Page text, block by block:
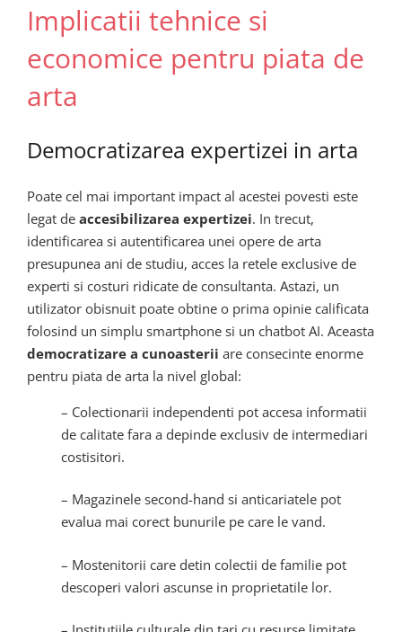
Implicatii tehnice si
economice pentru piata de
arta
Democratizarea expertizei in arta
Poate cel mai important impact al acestei povesti este
legat de accesibilizarea expertizei. In trecut,
identificarea si autentificarea unei opere de arta
presupunea ani de studiu, acces la retele exclusive de
experti si costuri ridicate de consultanta. Astazi, un
utilizator obisnuit poate obtine o prima opinie calificata
folosind un simplu smartphone si un chatbot AI. Aceasta
democratizare a cunoasterii are consecinte enorme
pentru piata de arta la nivel global:
– Colectionarii independenti pot accesa informatii
de calitate fara a depinde exclusiv de intermediari
costisitori.
– Magazinele second-hand si anticariatele pot
evalua mai corect bunurile pe care le vand.
– Mostenitorii care detin colectii de familie pot
descoperi valori ascunse in proprietatile lor.